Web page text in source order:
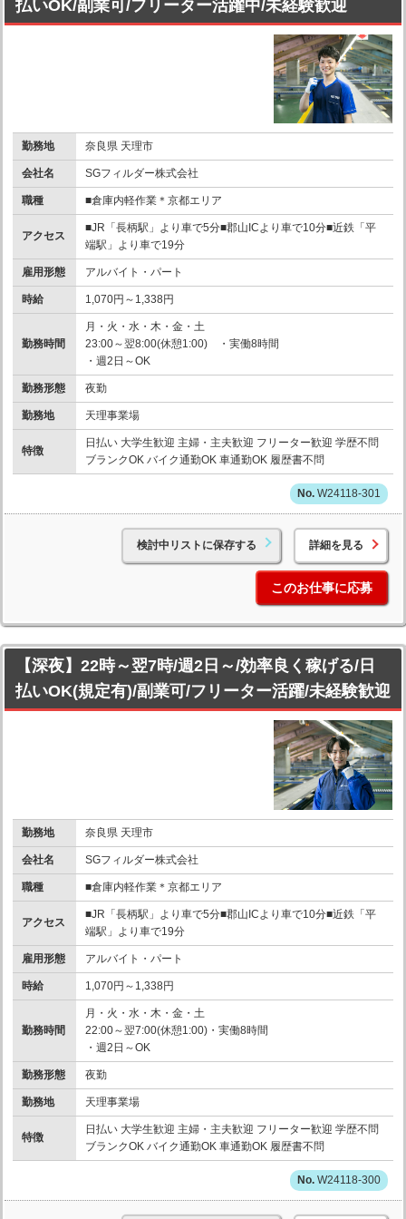
払いOK/副業可/フリーター活躍中/未経験歓迎
勤務地 奈良県 天理市
会社名 SGフィルダー株式会社
職種 ■倉庫内軽作業＊京都エリア
アクセス
■JR「長柄駅」より車で5分■郡山ICより車で10分■近鉄「平
端駅」より車で19分
雇用形態 アルバイト・パート
時給 1,070円～1,338円
勤務時間
月・火・水・木・金・土
23:00～翌8:00(休憩1:00) ・実働8時間
・週2日～OK
勤務形態 夜勤
勤務地 天理事業場
特徴
日払い 大学生歓迎 主婦・主夫歓迎 フリーター歓迎 学歴不問
ブランクOK バイク通勤OK 車通勤OK 履歴書不問
W24118-301
検討中リストに保存する 詳細を見る
このお仕事に応募
【深夜】22時～翌7時/週2日～/効率良く稼げる/日
払いOK(規定有)/副業可/フリーター活躍/未経験歓迎
勤務地 奈良県 天理市
会社名 SGフィルダー株式会社
職種 ■倉庫内軽作業＊京都エリア
アクセス
■JR「長柄駅」より車で5分■郡山ICより車で10分■近鉄「平
端駅」より車で19分
雇用形態 アルバイト・パート
時給 1,070円～1,338円
勤務時間
月・火・水・木・金・土
22:00～翌7:00(休憩1:00)・実働8時間
・週2日～OK
勤務形態 夜勤
勤務地 天理事業場
特徴
日払い 大学生歓迎 主婦・主夫歓迎 フリーター歓迎 学歴不問
ブランクOK バイク通勤OK 車通勤OK 履歴書不問
W24118-300